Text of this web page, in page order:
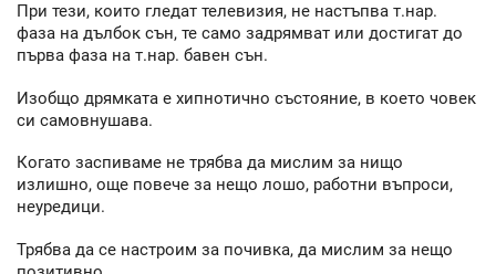
При тези, които гледат телевизия, не настъпва т.нар.
фаза на дълбок сън, те само задрямват или достигат до
първа фаза на т.нар. бавен сън.
Изобщо дрямката е хипнотично състояние, в което човек
си самовнушава.
Когато заспиваме не трябва да мислим за нищо
излишно, още повече за нещо лошо, работни въпроси,
неуредици.
Трябва да се настроим за почивка, да мислим за нещо